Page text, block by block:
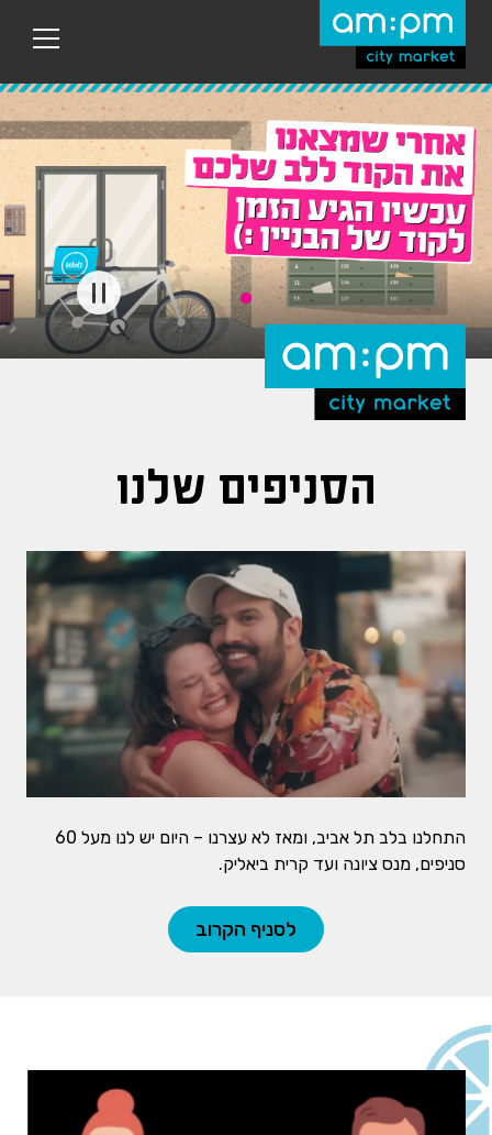
לתוכן
הראשי
התחלנו בלב תל אביב, ומאז לא עצרנו – היום יש לנו מעל 60
סניפים, מנס ציונה ועד קרית ביאליק.
לסניף הקרוב
הסניפים שלנו